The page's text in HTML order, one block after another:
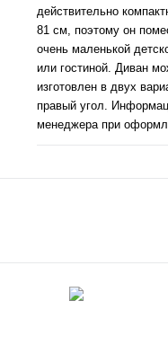
действительно
81 см, поэтому он
очень маленькой
или гостиной. Диван
изготовлен в двух
правый угол.
менеджера при